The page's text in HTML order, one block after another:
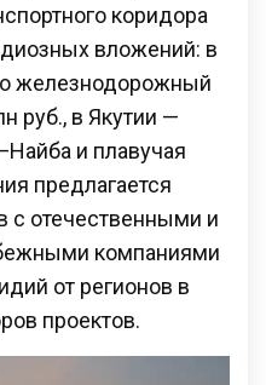
коридора
вложений: в
железнодорожный
руб., в Якутии —
и плавучая
предлагается
с отечественными и
компаниями
от регионов в
проектов.